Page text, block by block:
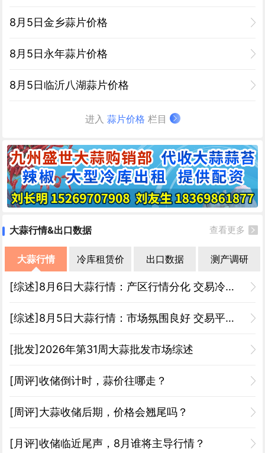
8月5日金乡蒜片价格
8月5日永年蒜片价格
8月5日临沂八湖蒜片价格
进入 蒜片价格 栏目
查看更多
大蒜行情&出口数据
大蒜行情 冷库租赁价 出口数据 测产调研
[综述]8月6日大蒜行情：产区行情分化 交易冷热不均
[综述]8月5日大蒜行情：市场氛围良好 交易平稳偏快
[批发]2026年第31周大蒜批发市场综述
[周评]收储倒计时，蒜价往哪走？
[周评]大蒜收储后期，价格会翘尾吗？
[月评]收储临近尾声，8月谁将主导行情？